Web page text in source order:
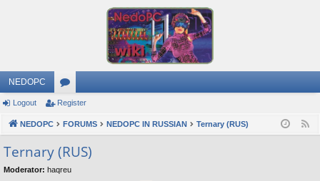
NEDOPC
or
u
m
s
Logout Register
NEDOPC FORUMS NEDOPC IN RUSSIAN Ternary (RUS)
Ternary (RUS)
Moderator: haqreu